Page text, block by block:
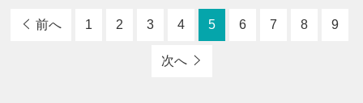
前へ 1 2 3 4 5 6 7 8 9
次へ